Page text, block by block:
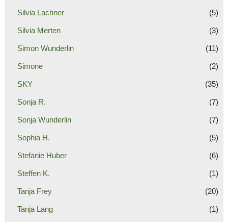
Silvia Lachner (5)
Silvia Merten (3)
Simon Wunderlin (11)
Simone (2)
SKY (35)
Sonja R. (7)
Sonja Wunderlin (7)
Sophia H. (5)
Stefanie Huber (6)
Steffen K. (1)
Tanja Frey (20)
Tanja Lang (1)